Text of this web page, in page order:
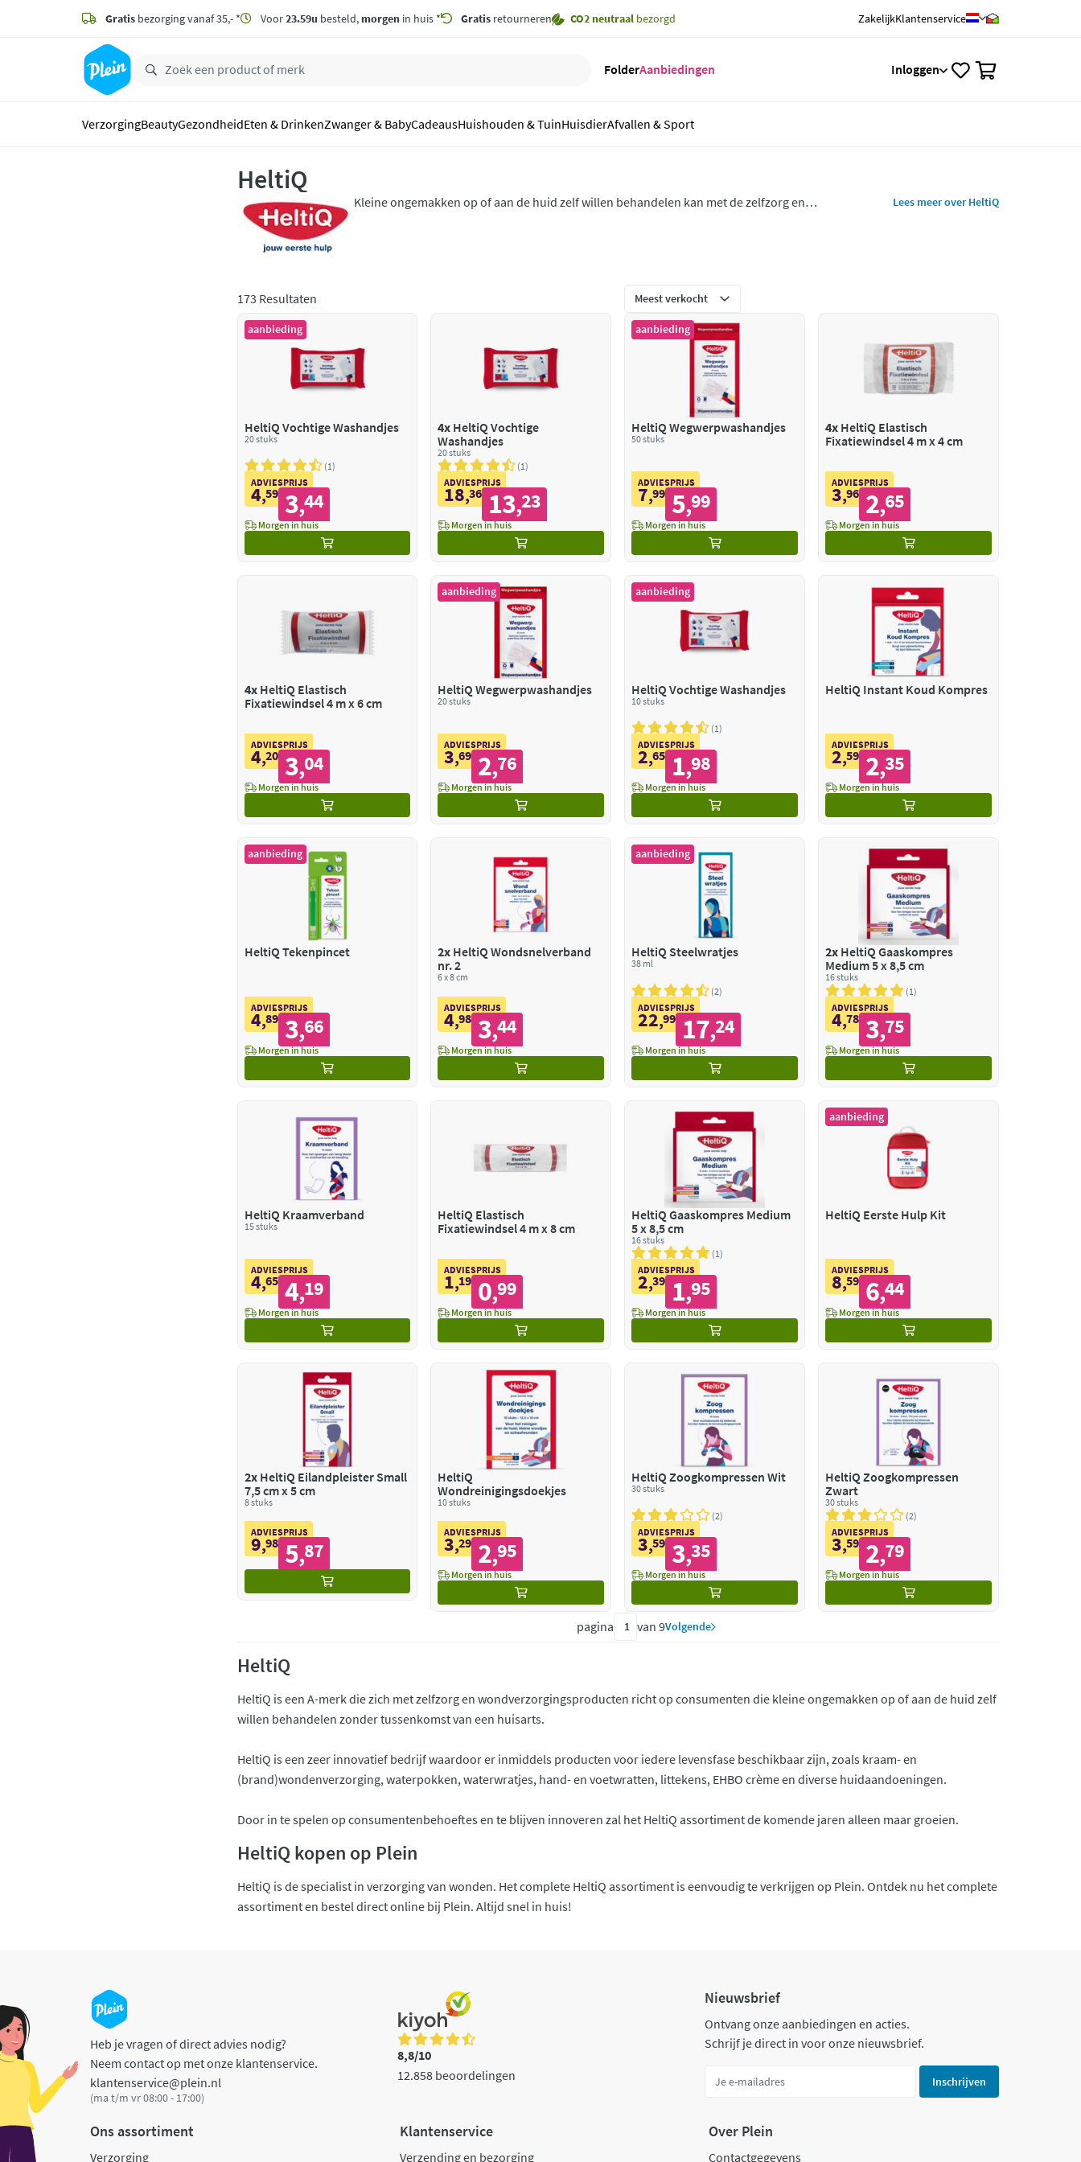
zoeken
hoofdinhoud
Gratis bezorging vanaf 35,- * Voor23.59u besteld, morgen in huis * Gratis retourneren CO2 neutraal bezorgd ZakelijkKlantenservice
FolderAanbiedingen Inloggen
VerzorgingBeautyGezondheidEten & DrinkenZwanger & BabyCadeausHuishouden & TuinHuisdierAfvallen & Sport
HeltiQ
Kleine ongemakken op of aan de huid zelf willen behandelen kan met de zelfzorg en
Lees meer over HeltiQ
173 Resultaten
aanbieding
HeltiQ Vochtige Washandjes
20 stuks
1
ADVIESPRIJS
4,59 3,44
Morgen in huis
4x HeltiQ Vochtige
Washandjes
20 stuks
1
ADVIESPRIJS
18,36 13,23
Morgen in huis
aanbieding
HeltiQ Wegwerpwashandjes
50 stuks
ADVIESPRIJS
7,99 5,99
Morgen in huis
4x HeltiQ Elastisch
Fixatiewindsel 4 m x 4 cm
ADVIESPRIJS
3,96 2,65
Morgen in huis
4xHeltiQ Elastisch
Fixatiewindsel 4 m x 6 cm
ADVIESPRIJS
4,20 3,04
Morgen in huis
aanbieding
HeltiQ Wegwerpwashandjes
20 stuks
ADVIESPRIJS
3,69 2,76
Morgen in huis
aanbieding
HeltiQ Vochtige Washandjes
10 stuks
1
ADVIESPRIJS
2,65 1,98
Morgen in huis
HeltiQ Instant Koud Kompres
ADVIESPRIJS
2,59 2,35
Morgen in huis
aanbieding
HeltiQ Tekenpincet
ADVIESPRIJS
4,89 3,66
Morgen in huis
2x HeltiQ Wondsnelverband
nr. 2
6 x 8 cm
ADVIESPRIJS
4,98 3,44
Morgen in huis
aanbieding
HeltiQ Steelwratjes
38 ml
2
ADVIESPRIJS
22,99 17,24
Morgen in huis
2x HeltiQ Gaaskompres
Medium 5 x 8,5 cm
16 stuks
1
ADVIESPRIJS
4,78 3,75
Morgen in huis
HeltiQ Kraamverband
15 stuks
ADVIESPRIJS
4,65 4,19
Morgen in huis
HeltiQ Elastisch
Fixatiewindsel 4 m x 8 cm
ADVIESPRIJS
1,19 0,99
Morgen in huis
HeltiQ Gaaskompres Medium
5 x 8,5 cm
16 stuks
1
ADVIESPRIJS
2,39 1,95
Morgen in huis
aanbieding
HeltiQ Eerste Hulp Kit
ADVIESPRIJS
8,59 6,44
Morgen in huis
2xHeltiQ Eilandpleister Small
7,5 cm x 5 cm
8 stuks
ADVIESPRIJS
9,98 5,87
HeltiQ
Wondreinigingsdoekjes
10 stuks
ADVIESPRIJS
3,29 2,95
Morgen in huis
HeltiQ Zoogkompressen Wit
30 stuks
2
ADVIESPRIJS
3,59 3,35
Morgen in huis
HeltiQ Zoogkompressen
Zwart
30 stuks
2
ADVIESPRIJS
3,59 2,79
Morgen in huis
pagina van 9Volgende
HeltiQ
HeltiQ is een A-merk die zich met zelfzorg en wondverzorgingsproducten richt op consumenten die kleine ongemakken op of aan de huid zelf
willen behandelen zonder tussenkomst van een huisarts.
HeltiQ is een zeer innovatief bedrijf waardoor er inmiddels producten voor iedere levensfase beschikbaar zijn, zoals kraam- en
(brand)wondenverzorging, waterpokken, waterwratjes, hand- en voetwratten, littekens, EHBO crème en diverse huidaandoeningen.
Door in te spelen op consumentenbehoeftes en te blijven innoveren zal het HeltiQ assortiment de komende jaren alleen maar groeien.
HeltiQ kopen op Plein
HeltiQ is de specialist in verzorging van wonden. Het complete HeltiQ assortiment is eenvoudig te verkrijgen op Plein. Ontdek nu het complete
assortiment en bestel direct online bij Plein. Altijd snel in huis!
Heb je vragen of direct advies nodig?
Neem contact op met onze klantenservice.
klantenservice@plein.nl
(ma t/m vr 08:00 - 17:00)
8,8/10
12.858 beoordelingen
Nieuwsbrief
Ontvang onze aanbiedingen en acties.
Schrijf je direct in voor onze nieuwsbrief.
Inschrijven
Ons assortiment
Verzorging
Klantenservice
Verzending en bezorging
Over Plein
Contactgegevens